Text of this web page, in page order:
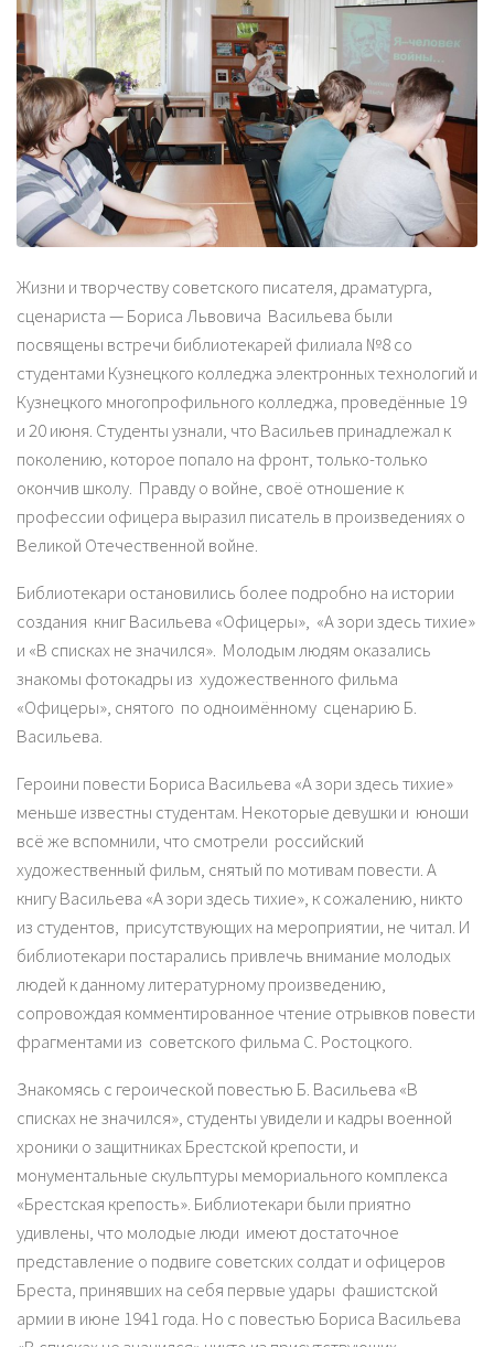
Жизни и творчеству советского писателя, драматурга,
сценариста — Бориса Львовича Васильева были
посвящены встречи библиотекарей филиала №8 со
студентами Кузнецкого колледжа электронных технологий и
Кузнецкого многопрофильного колледжа, проведённые 19
и 20 июня. Студенты узнали, что Васильев принадлежал к
поколению, которое попало на фронт, только-только
окончив школу. Правду о войне, своё отношение к
профессии офицера выразил писатель в произведениях о
Великой Отечественной войне.
Библиотекари остановились более подробно на истории
создания книг Васильева «Офицеры», «А зори здесь тихие»
и «В списках не значился». Молодым людям оказались
знакомы фотокадры из художественного фильма
«Офицеры», снятого по одноимённому сценарию Б.
Васильева.
Героини повести Бориса Васильева «А зори здесь тихие»
меньше известны студентам. Некоторые девушки и юноши
всё же вспомнили, что смотрели российский
художественный фильм, снятый по мотивам повести. А
книгу Васильева «А зори здесь тихие», к сожалению, никто
из студентов, присутствующих на мероприятии, не читал. И
библиотекари постарались привлечь внимание молодых
людей к данному литературному произведению,
сопровождая комментированное чтение отрывков повести
фрагментами из советского фильма С. Ростоцкого.
Знакомясь с героической повестью Б. Васильева «В
списках не значился», студенты увидели и кадры военной
хроники о защитниках Брестской крепости, и
монументальные скульптуры мемориального комплекса
«Брестская крепость». Библиотекари были приятно
удивлены, что молодые люди имеют достаточное
представление о подвиге советских солдат и офицеров
Бреста, принявших на себя первые удары фашистской
армии в июне 1941 года. Но с повестью Бориса Васильева